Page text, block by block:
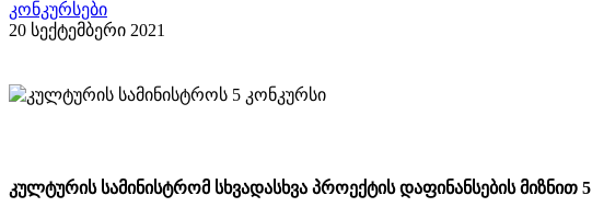
კონკურსები
20 სექტემბერი 2021
კულტურის სამინისტრომ სხვადასხვა პროექტის დაფინანსების მიზნით